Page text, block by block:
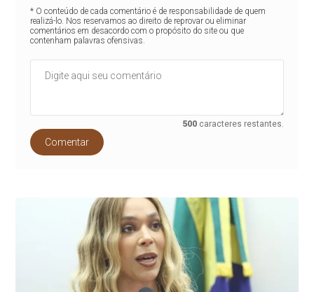
* O conteúdo de cada comentário é de responsabilidade de quem
realizá-lo. Nos reservamos ao direito de reprovar ou eliminar
comentários em desacordo com o propósito do site ou que
contenham palavras ofensivas.
500 caracteres restantes.
Comentar